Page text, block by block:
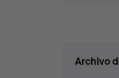
Archivo